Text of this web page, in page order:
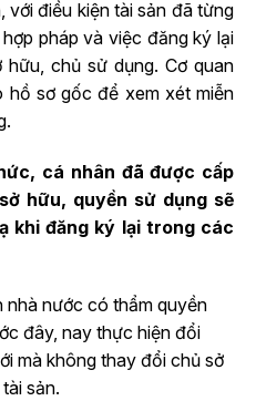
với điều kiện tài sản đã từng
pháp và việc đăng ký lại
chủ sử dụng. Cơ quan
sơ gốc để xem xét miễn
cá nhân đã được cấp
hữu, quyền sử dụng sẽ
khi đăng ký lại trong các
nhà nước có thẩm quyền
đây, nay thực hiện đổi
mà không thay đổi chủ sở
sản.